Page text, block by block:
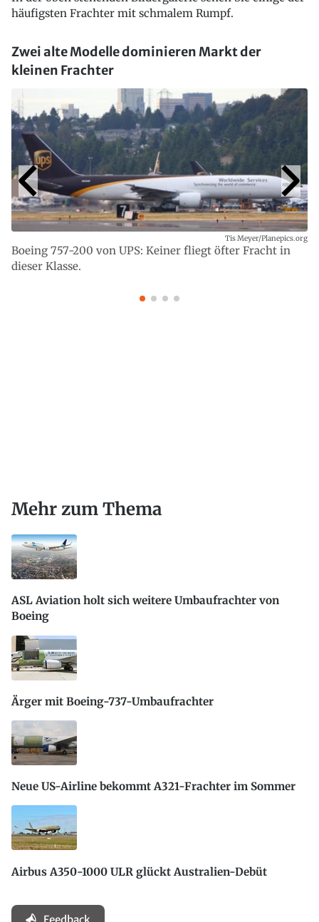
häufigsten Frachter mit schmalem Rumpf.
Zwei alte Modelle dominieren Markt der
kleinen Frachter
Boeing 757-200 von UPS: Keiner fliegt öfter Fracht in
dieser Klasse.
Tis Meyer/Planepics.org
Mehr zum Thema
ASL Aviation holt sich weitere Umbaufrachter von
Boeing
Ärger mit Boeing-737-Umbaufrachter
Neue US-Airline bekommt A321-Frachter im Sommer
Airbus A350-1000 ULR glückt Australien-Debüt